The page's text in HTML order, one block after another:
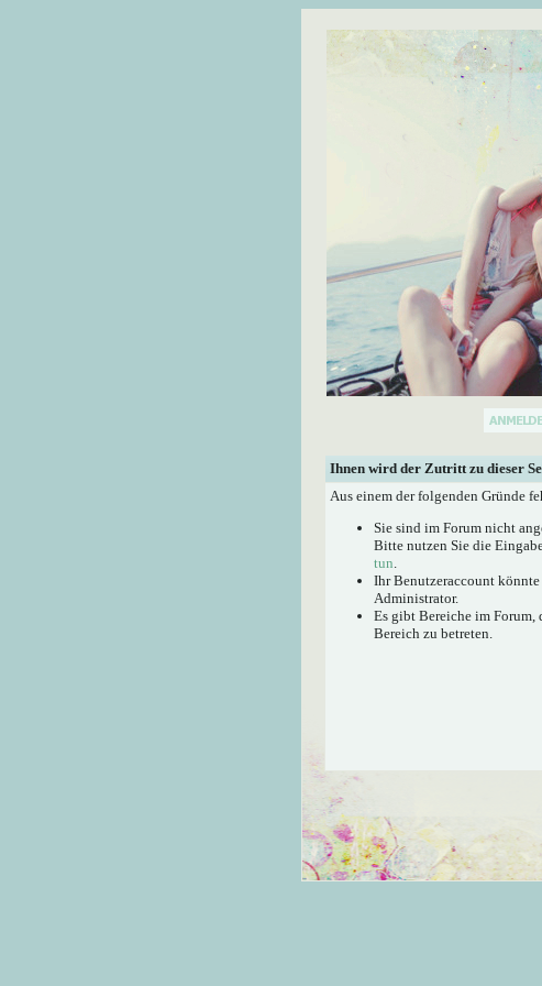
Ihnen wird der Zutritt zu dieser
Aus einem der folgenden Gründe
Sie sind im Forum nicht
Bitte nutzen Sie die
tun.
Ihr Benutzeraccount
Administrator.
Es gibt Bereiche im Forum,
Bereich zu betreten.